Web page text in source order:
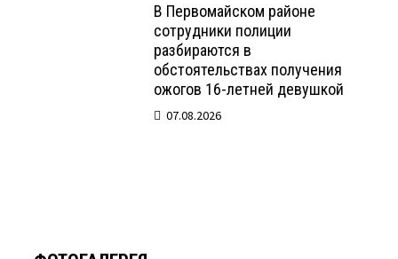
В Первомайском районе
сотрудники полиции
разбираются в
обстоятельствах получения
ожогов 16-летней девушкой
07.08.2026